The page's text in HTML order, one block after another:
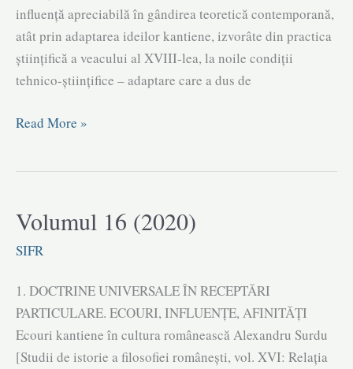
Filosoful
autodidact
Vasile
Conta
de
Nicolae
|
Ionuț
Isac
influenţă apreciabilă în gândirea teoretică contemporană,
atât prin adaptarea ideilor kantiene, izvorâte din practica
ştiinţifică a veacului al XVIII-lea, la noile condiţii
tehnico-ştiinţifice – adaptare care a dus de
Ecouri
românească
Alexandru
Read More »
Volumul 16 (2020)
SIFR
1. DOCTRINE UNIVERSALE ÎN RECEPTĂRI
PARTICULARE. ECOURI, INFLUENȚE, AFINITĂȚI
Ecouri kantiene în cultura românească Alexandru Surdu
[Studii de istorie a filosofiei româneşti, vol. XVI: Relația